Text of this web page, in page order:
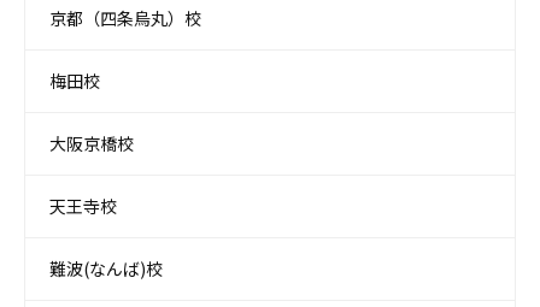
京都（四条烏丸）校
梅田校
大阪京橋校
天王寺校
難波(なんば)校